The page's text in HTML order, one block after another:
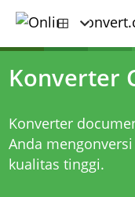
Konverter
Konverter
Anda mengonversi
kualitas tinggi.